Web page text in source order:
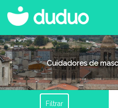
Cuidadores de
Filtrar
Filtrar por horario
Tu dudú ideal
Chico